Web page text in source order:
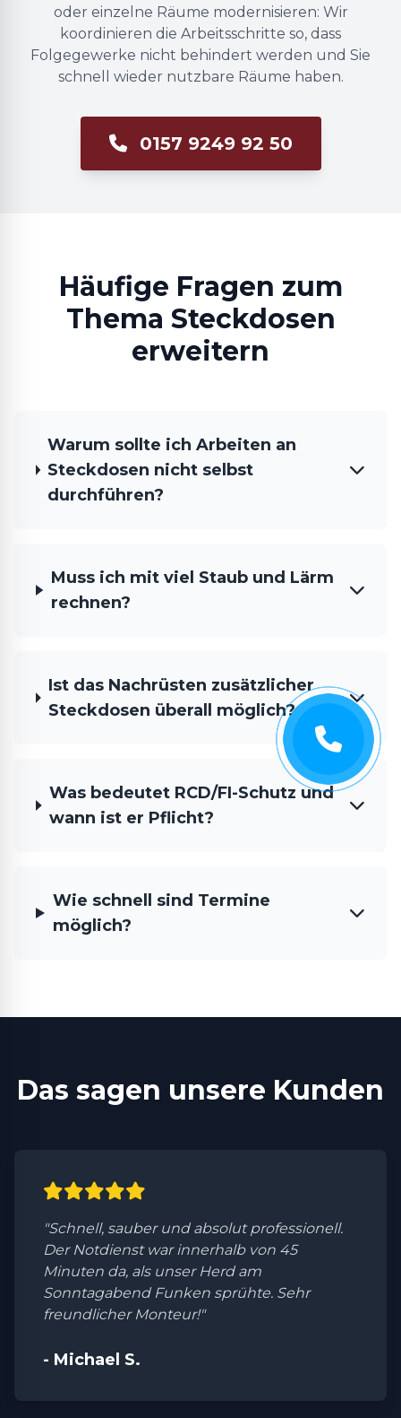
oder einzelne Räume modernisieren: Wir
koordinieren die Arbeitsschritte so, dass
Folgegewerke nicht behindert werden und Sie
schnell wieder nutzbare Räume haben.
0157 9249 92 50
Häufige Fragen zum
Thema Steckdosen
erweitern
Warum sollte ich Arbeiten an
Steckdosen nicht selbst
durchführen?
Muss ich mit viel Staub und Lärm
rechnen?
Ist das Nachrüsten zusätzlicher
Steckdosen überall möglich?
Was bedeutet RCD/FI-Schutz und
wann ist er Pflicht?
Wie schnell sind Termine
möglich?
Das sagen unsere Kunden
"Schnell, sauber und absolut professionell.
Der Notdienst war innerhalb von 45
Minuten da, als unser Herd am
Sonntagabend Funken sprühte. Sehr
freundlicher Monteur!"
- Michael S.